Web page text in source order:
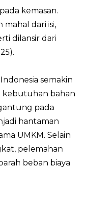
kemasan.
mahal dari isi,
dilansir dari
semakin
kebutuhan bahan
pada
hantaman
UMKM. Selain
pelemahan
beban biaya